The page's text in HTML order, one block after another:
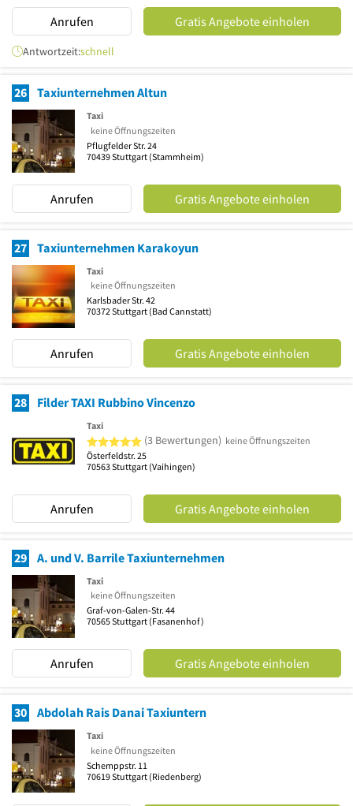
Anrufen Gratis Angebote einholen
Antwortzeit:schnell
26 Taxiunternehmen Altun
Taxi
keine Öffnungszeiten
Pflugfelder Str. 24
70439Stuttgart (Stammheim)
Anrufen Gratis Angebote einholen
27 Taxiunternehmen Karakoyun
Taxi
keine Öffnungszeiten
Karlsbader Str. 42
70372Stuttgart (Bad Cannstatt)
Anrufen Gratis Angebote einholen
28 Filder TAXI Rubbino Vincenzo
Taxi
5 von 5 Sternen
(3 Bewertungen) keine Öffnungszeiten
Österfeldstr. 25
70563Stuttgart (Vaihingen)
Anrufen Gratis Angebote einholen
29 A. und V. Barrile Taxiunternehmen
Taxi
keine Öffnungszeiten
Graf-von-Galen-Str. 44
70565Stuttgart (Fasanenhof)
Anrufen Gratis Angebote einholen
30 Abdolah Rais Danai Taxiuntern
Taxi
keine Öffnungszeiten
Schemppstr. 11
70619Stuttgart (Riedenberg)